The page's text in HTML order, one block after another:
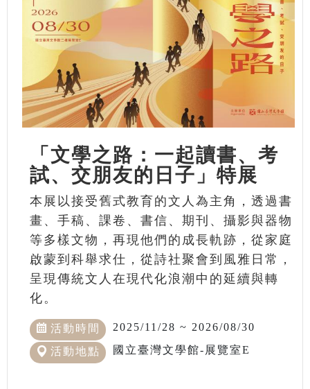
「文學之路：一起讀書、考
試、交朋友的日子」特展
本展以接受舊式教育的文人為主角，透過書
畫、手稿、課卷、書信、期刊、攝影與器物
等多樣文物，再現他們的成長軌跡，從家庭
啟蒙到科舉求仕，從詩社聚會到風雅日常，
呈現傳統文人在現代化浪潮中的延續與轉
化。
活動時間 2025/11/28 ~ 2026/08/30
活動地點 國立臺灣文學館-展覽室E